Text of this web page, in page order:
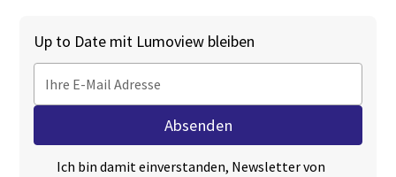
Up to Date mit Lumoview bleiben
Ich bin damit einverstanden, Newsletter von